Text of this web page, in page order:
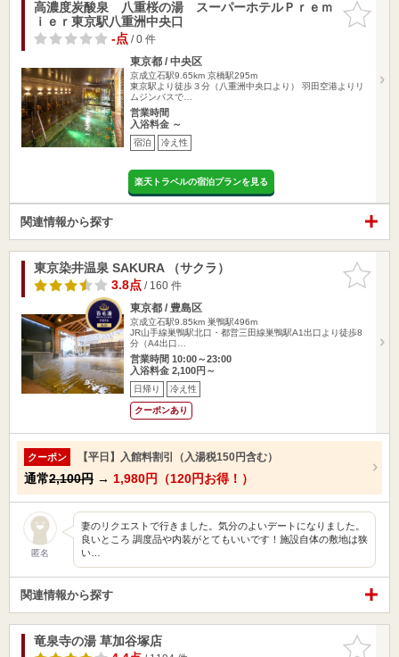
お気に入
りに追加
高濃度炭酸泉 八重桜の湯 スーパーホテルＰｒｅｍ
ｉｅｒ東京駅八重洲中央口
-点/ 0 件
東京都 / 中央区
京成立石駅9.65km 京橋駅295m
東京駅より徒歩３分（八重洲中央口より） 羽田空港よりリ
ムジンバスで…
営業時間
入浴料金 ～
宿泊 冷え性
楽天トラベルの宿泊プランを見る
関連情報から探す
お気に入
りに追加
東京染井温泉 SAKURA （サクラ）
3.8点/ 160 件
東京都 / 豊島区
京成立石駅9.85km 巣鴨駅496m
JR山手線巣鴨駅北口・都営三田線巣鴨駅A1出口より徒歩8
分（A4出口…
営業時間 10:00～23:00
入浴料金 2,100円～
日帰り 冷え性
クーポンあり
クーポン 【平日】入館料割引（入湯税150円含む）
通常2,100円 → 1,980円（120円お得！）
匿名
妻のリクエストで行きました。気分のよいデートになりました。
良いところ 調度品や内装がとてもいいです！施設自体の敷地は狭
い…
関連情報から探す
お気に入
竜泉寺の湯 草加谷塚店